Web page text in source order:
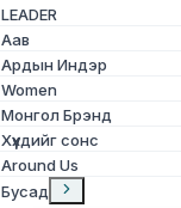
LEADER
Аав
Ардын Индэр
Women
Монгол Брэнд
Хүүхдийг сонс
Around Us
Бусад